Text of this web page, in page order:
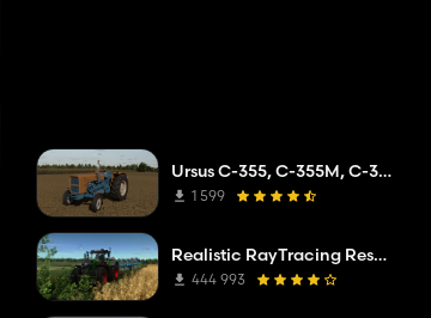
Ursus C-355, C-355M, C-360
1 599
Realistic RayTracing Reshade Preset
444 993